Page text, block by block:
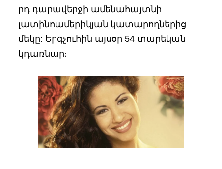
րդ դարավերջի ամենահայտնի
լատինոամերիկյան կատարողներից
մեկը: Երգչուհին այսօր 54 տարեկան
կդառնար։